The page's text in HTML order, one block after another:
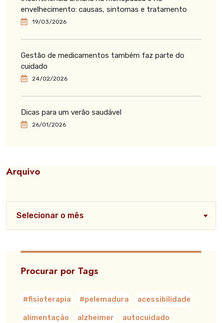
envelhecimento: causas, sintomas e tratamento
19/03/2026
Gestão de medicamentos também faz parte do
cuidado
24/02/2026
Dicas para um verão saudável
26/01/2026
Arquivo
Procurar por Tags
#fisioterapia #pelemadura acessibilidade
alimentação alzheimer autocuidado